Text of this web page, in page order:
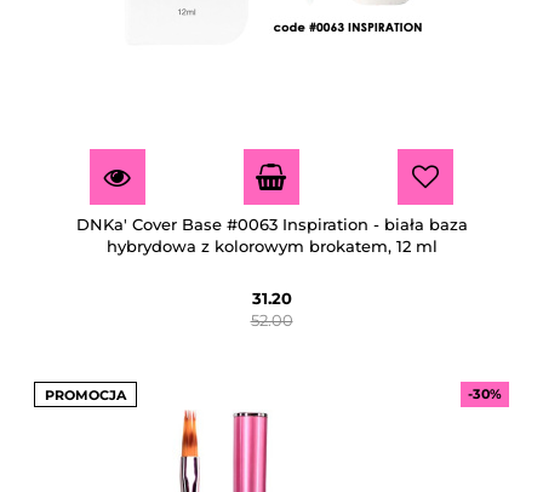
DNKa' Cover Base #0063 Inspiration - biała baza
hybrydowa z kolorowym brokatem, 12 ml
31.20
52.00
PROMOCJA -30%